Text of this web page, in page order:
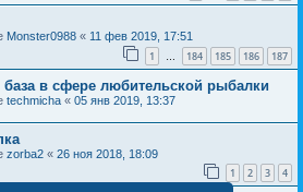
Monster0988 « 11 фев 2019, 17:51
1 184 185 186 187
база в сфере любительской рыбалки
techmicha « 05 янв 2019, 13:37
zorba2 « 26 ноя 2018, 18:09
1 2 3 4